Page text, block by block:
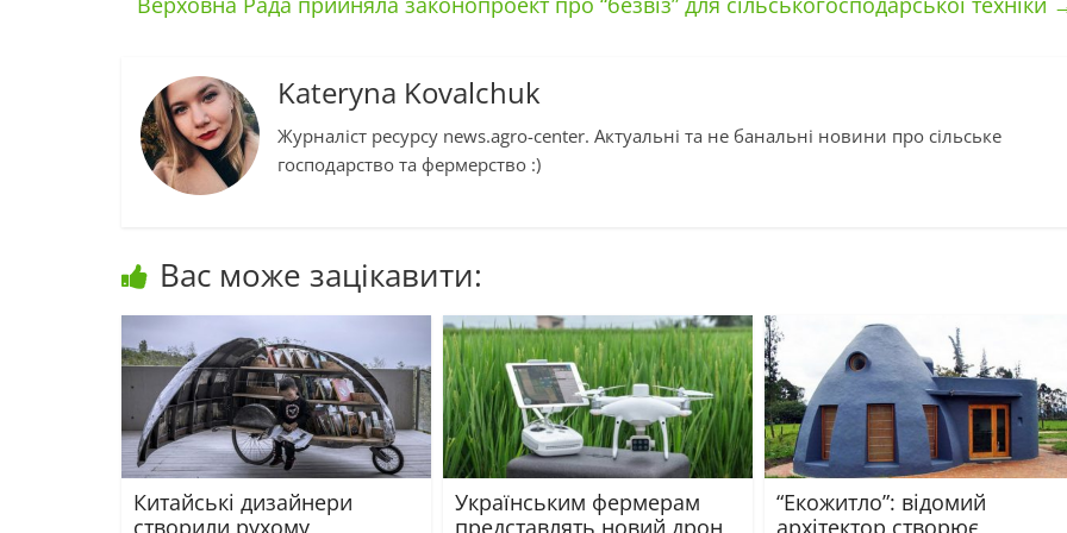
Kateryna Kovalchuk
Журналіст ресурсу news.agro-center. Актуальні та не банальні новини про сільське
господарство та фермерство :)
Вас може зацікавити:
Китайські дизайнери
створили рухому
Українським фермерам
представлять новий дрон
“Екожитло”: відомий
архітектор створює